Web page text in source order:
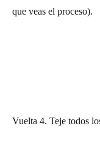
que veas el proceso).
Vuelta 4. Teje todos